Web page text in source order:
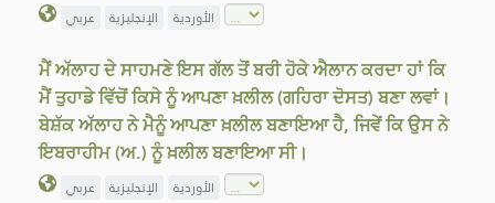
عربي الإنجليزية الأوردية
ਮੈਂ ਅੱਲਾਹ ਦੇ ਸਾਹਮਣੇ ਇਸ ਗੱਲ ਤੋਂ ਬਰੀ ਹੋਕੇ ਐਲਾਨ ਕਰਦਾ ਹਾਂ ਕਿ
ਮੈਂ ਤੁਹਾਡੇ ਵਿੱਚੋਂ ਕਿਸੇ ਨੂੰ ਆਪਣਾ ਖ਼ਲੀਲ (ਗਹਿਰਾ ਦੋਸਤ) ਬਣਾ ਲਵਾਂ।
ਬੇਸ਼ੱਕ ਅੱਲਾਹ ਨੇ ਮੈਨੂੰ ਆਪਣਾ ਖ਼ਲੀਲ ਬਣਾਇਆ ਹੈ, ਜਿਵੇਂ ਕਿ ਉਸ ਨੇ
ਇਬਰਾਹੀਮ (ਅ.) ਨੂੰ ਖ਼ਲੀਲ ਬਣਾਇਆ ਸੀ।
عربي الإنجليزية الأوردية